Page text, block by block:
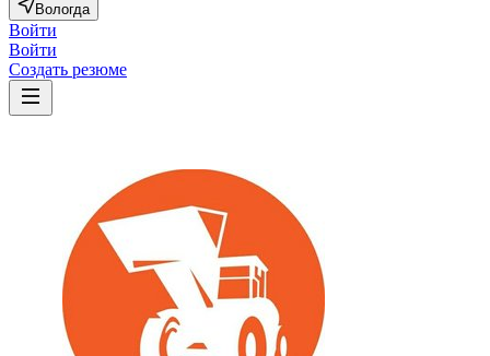
Вологда
Войти
Войти
Создать резюме